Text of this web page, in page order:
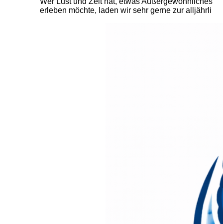
erleben möchte, laden wir sehr gerne zur alljährli